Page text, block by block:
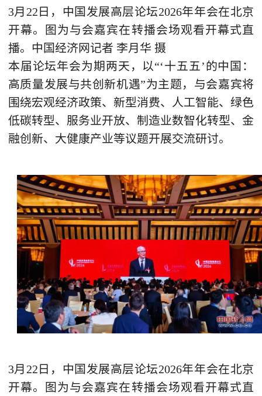
3月22日，中国发展高层论坛2026年年会在北京
开幕。图为与会嘉宾在转播会场观看开幕式直
播。中国经济网记者 李月华 摄
本届论坛年会为期两天，以“‘十五五’的中国：
高质量发展与共创新机遇”为主题，与会嘉宾将
围绕宏观经济政策、新型消费、人工智能、绿色
低碳转型、服务业开放、制造业数智化转型、金
融创新、大健康产业等议题开展交流研讨。
3月22日，中国发展高层论坛2026年年会在北京
开幕。图为与会嘉宾在转播会场观看开幕式直